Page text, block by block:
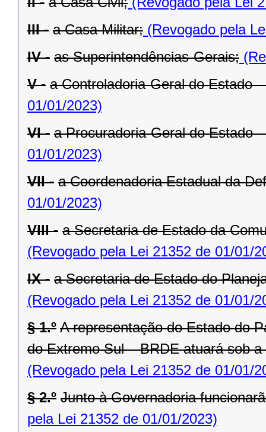
III - a Casa Militar; (Revogado pela
IV - as Superintendências-Gerais;
V - a Controladoria-Geral do Estado
01/01/2023)
VI - a Procuradoria-Geral do Estado
01/01/2023)
VII - a Coordenadoria Estadual da
01/01/2023)
VIII - a Secretaria de Estado da
(Revogado pela Lei 21352 de 01/01/
IX - a Secretaria de Estado do
(Revogado pela Lei 21352 de 01/01/
§ 1.º A representação do Estado do
do Extremo Sul – BRDE atuará sob
(Revogado pela Lei 21352 de 01/01/
§ 2.º Junto à Governadoria
pela Lei 21352 de 01/01/2023)